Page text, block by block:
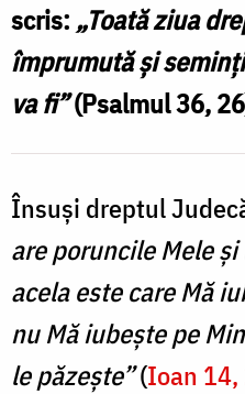
Ștefan
Cojocariu
scris: „Toată ziua
împrumută și
va fi”(Psalmul 36,
Însuși dreptul
are poruncile Mele
acela este care Mă
nu Mă iubește pe
le păzește”(Ioan 14,